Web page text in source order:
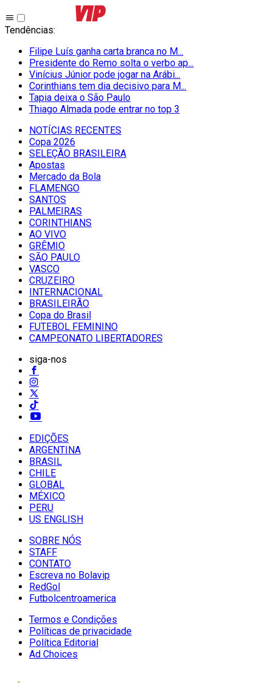
Tendências:
Filipe Luís ganha carta branca no M...
Presidente do Remo solta o verbo ap...
Vinícius Júnior pode jogar na Arábi...
Corinthians tem dia decisivo para M...
Tapia deixa o São Paulo
Thiago Almada pode entrar no top 3
NOTÍCIAS RECENTES
Copa 2026
SELEÇÃO BRASILEIRA
Apostas
Mercado da Bola
FLAMENGO
SANTOS
PALMEIRAS
CORINTHIANS
AO VIVO
GRÊMIO
SĀO PAULO
VASCO
CRUZEIRO
INTERNACIONAL
BRASILEIRÃO
Copa do Brasil
FUTEBOL FEMININO
CAMPEONATO LIBERTADORES
siga-nos
EDIÇÕES
ARGENTINA
BRASIL
CHILE
GLOBAL
MÉXICO
PERU
US ENGLISH
SOBRE NÓS
STAFF
CONTATO
Escreva no Bolavip
RedGol
Futbolcentroamerica
Termos e Condições
Políticas de privacidade
Política Editorial
Ad Choices